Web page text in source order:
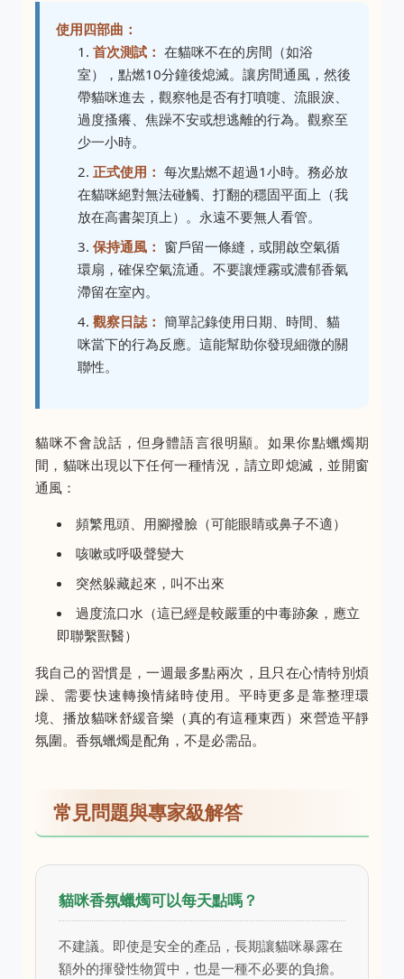
使用四部曲：
首次測試： 在貓咪不在的房間（如浴
室），點燃10分鐘後熄滅。讓房間通風，然後
帶貓咪進去，觀察牠是否有打噴嚏、流眼淚、
過度搔癢、焦躁不安或想逃離的行為。觀察至
少一小時。
正式使用： 每次點燃不超過1小時。務必放
在貓咪絕對無法碰觸、打翻的穩固平面上（我
放在高書架頂上）。永遠不要無人看管。
保持通風： 窗戶留一條縫，或開啟空氣循
環扇，確保空氣流通。不要讓煙霧或濃郁香氣
滯留在室內。
觀察日誌： 簡單記錄使用日期、時間、貓
咪當下的行為反應。這能幫助你發現細微的關
聯性。
貓咪不會說話，但身體語言很明顯。如果你點蠟燭期
間，貓咪出現以下任何一種情況，請立即熄滅，並開窗
通風：
頻繁甩頭、用腳撥臉（可能眼睛或鼻子不適）
咳嗽或呼吸聲變大
突然躲藏起來，叫不出來
過度流口水（這已經是較嚴重的中毒跡象，應立
即聯繫獸醫）
我自己的習慣是，一週最多點兩次，且只在心情特別煩
躁、需要快速轉換情緒時使用。平時更多是靠整理環
境、播放貓咪舒緩音樂（真的有這種東西）來營造平靜
氛圍。香氛蠟燭是配角，不是必需品。
常見問題與專家級解答
貓咪香氛蠟燭可以每天點嗎？
不建議。即使是安全的產品，長期讓貓咪暴露在
額外的揮發性物質中，也是一種不必要的負擔。